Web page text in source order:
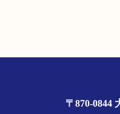
〒870-0844